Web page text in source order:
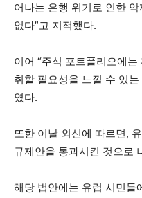
어나는 은행 위기로 인한
없다”고 지적했다.
이어 “주식 포트폴리오에
취할 필요성을 느낄 수 있
였다.
또한 이날 외신에 따르면,
규제안을 통과시킨 것으로
해당 법안에는 유럽 시민들